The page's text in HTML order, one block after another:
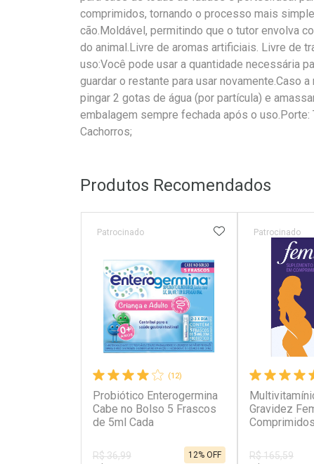
comprimidos, tornando o processo mais
cão.Moldável, permitindo que o tutor envolva
do animal.Livre de aromas artificiais. Livre de
uso:Você pode usar a quantidade necessária
guardar o restante para usar novamente.Caso
pingar 2 gotas de água (por partícula) e
embalagem sempre fechada após o
Cachorros;
Produtos Recomendados
(12)
Probiótico Enterogermina
Cabe no Bolso 5 Frascos
de 5ml Cada
Patrocinado
R$ 36,99
12% OFF
ADICIONAR AOS
Gravidez
Patrocinado
R$ 165,59